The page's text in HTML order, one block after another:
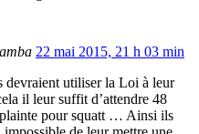
22 mai 2015, 21 h 03 min
devraient utiliser la Loi à leur
il leur suffit d’attendre 48
pour squatt … Ainsi ils